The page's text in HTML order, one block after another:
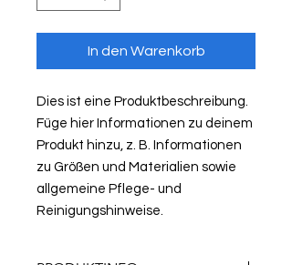
In den Warenkorb
Dies ist eine Produktbeschreibung.
Füge hier Informationen zu deinem
Produkt hinzu, z. B. Informationen
zu Größen und Materialien sowie
allgemeine Pflege- und
Reinigungshinweise.